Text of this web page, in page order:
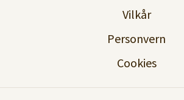
Vilkår
Personvern
Cookies